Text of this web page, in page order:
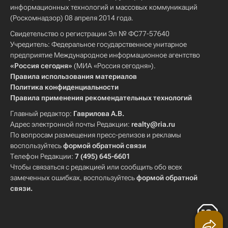
информационных технологий и массовых коммуникаций
(Роскомнадзор) 08 апреля 2014 года.
Свидетельство о регистрации Эл № ФС77-57640
Учредитель: Федеральное государственное унитарное
предприятие Международное информационное агентство
«Россия сегодня» (МИА «Россия сегодня»).
Правила использования материалов
Политика конфиденциальности
Правила применения рекомендательных технологий
Главный редактор: Гаврилова А.В.
Адрес электронной почты Редакции: realty@ria.ru
По вопросам размещения пресс-релизов и рекламы
воспользуйтесьформой обратной связи
Телефон Редакции: 7 (495) 645-6601
Чтобы связаться с редакцией или сообщить обо всех
замеченных ошибках, воспользуйтесьформой обратной
связи.